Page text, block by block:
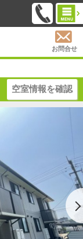
お問合せ
空室情報を確認